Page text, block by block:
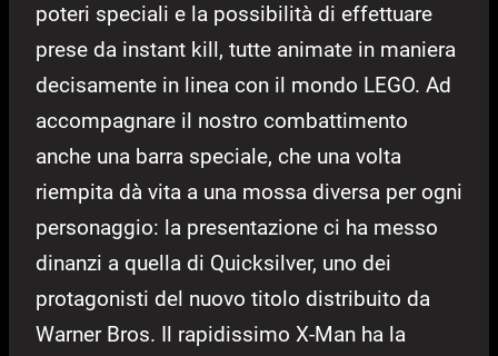
poteri speciali e la possibilità di effettuare
prese da instant kill, tutte animate in maniera
decisamente in linea con il mondo LEGO. Ad
accompagnare il nostro combattimento
anche una barra speciale, che una volta
riempita dà vita a una mossa diversa per ogni
personaggio: la presentazione ci ha messo
dinanzi a quella di Quicksilver, uno dei
protagonisti del nuovo titolo distribuito da
Warner Bros. Il rapidissimo X-Man ha la